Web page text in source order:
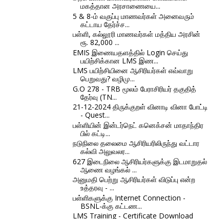
மகத்தான அரசாணையை...
5 & 8-ம் வகுப்பு மாணவர்கள் அனைவரும்
கட்டாய தேர்ச்ச...
பள்ளி, கல்லூரி மாணவர்கள் மத்திய அரசின்
ரூ. 82,000 ...
EMIS இணையதளத்தில் Login செய்து
பயிற்சிக்கான LMS இண...
LMS பயிற்சியினை ஆசிரியர்கள் எவ்வாறு
பெறுவது? வழிமு...
G.O 278 - TRB மூலம் பேராசிரியர் தகுதித்
தேர்வு (TN...
21-12-2024 திருக்குறள் வினாடி வினா போட்டி
- Quest...
பள்ளியின் இன்டர்நெட் கனெக்சன் மாதாந்திர
பில் கட்டி...
நடுநிலை தலைமை ஆசிரியரிலிருந்து வட்டார
கல்வி அலுவலர...
627 இடைநிலை ஆசிரியர்களுக்கு இடமாறுதல்
ஆணை வழங்கல் ...
அனுமதி பெற்று ஆசிரியர்கள் விடுப்பு என்ற
உத்தரவு - ...
பள்ளிகளுக்கு Internet Connection -
BSNL-க்கு கட்டண...
LMS Training - Certificate Download